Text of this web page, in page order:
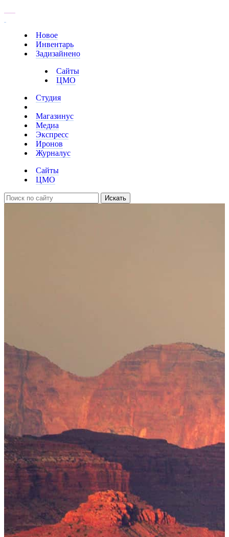
Новое
Инвентарь
Задизайнено
Сайты
ЦМО
Студия
Магазинус
Медиа
Экспресс
Иронов
Журналус
Сайты
ЦМО
Искать